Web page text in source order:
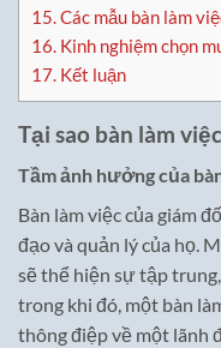
15.Các mẫu bàn làm
16. Kinh nghiệm chọn
17. Kết luận
Tại sao bàn làm
Tầm ảnh hưởng của
Bàn làm việc của giám
đạo và quản lý của họ.
sẽ thể hiện sự tập
trong khi đó, một bàn
thông điệp về một lãnh